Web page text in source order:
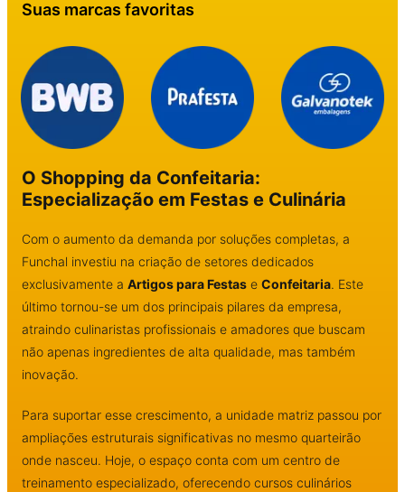
Suas marcas favoritas
O Shopping da Confeitaria:
Especialização em Festas e Culinária
Com o aumento da demanda por soluções completas, a
Funchal investiu na criação de setores dedicados
exclusivamente a Artigos para Festas e Confeitaria. Este
último tornou-se um dos principais pilares da empresa,
atraindo culinaristas profissionais e amadores que buscam
não apenas ingredientes de alta qualidade, mas também
inovação.
Para suportar esse crescimento, a unidade matriz passou por
ampliações estruturais significativas no mesmo quarteirão
onde nasceu. Hoje, o espaço conta com um centro de
treinamento especializado, oferecendo cursos culinários